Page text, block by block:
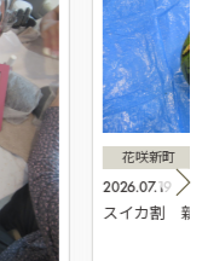
2026.07.19
花咲新町
スイカ割 新